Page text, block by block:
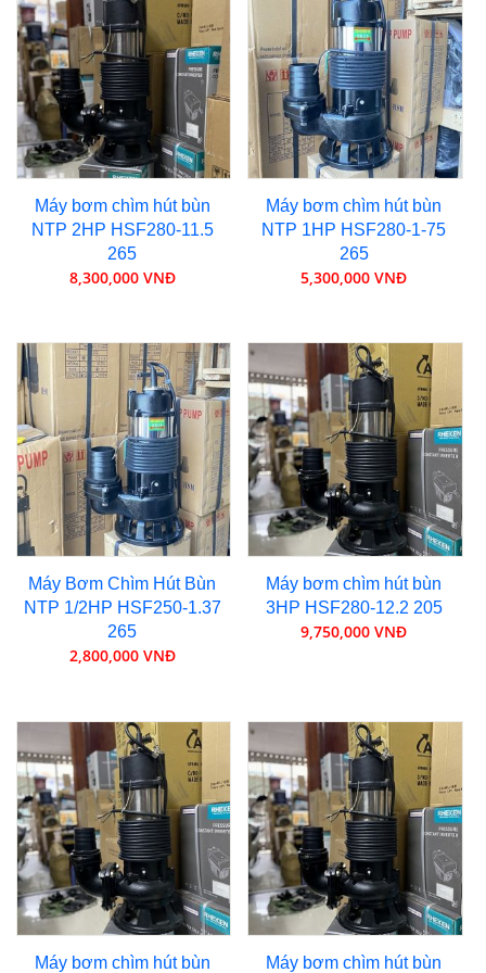
Máy bơm chìm hút bùn
NTP 2HP HSF280-11.5
265
8,300,000 VNĐ
Máy bơm chìm hút bùn
NTP 1HP HSF280-1-75
265
5,300,000 VNĐ
Máy Bơm Chìm Hút Bùn
NTP 1/2HP HSF250-1.37
265
2,800,000 VNĐ
Máy bơm chìm hút bùn
3HP HSF280-12.2 205
9,750,000 VNĐ
Máy bơm chìm hút bùn Máy bơm chìm hút bùn